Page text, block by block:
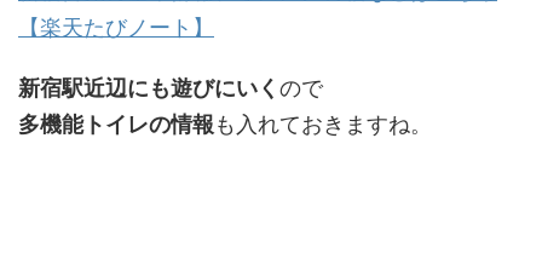
【楽天たびノート】
新宿駅近辺にも遊びにいく ので
多機能トイレの情報も入れておきますね。